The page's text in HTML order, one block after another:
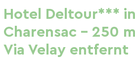
Hotel Deltour***
Charensac - 250
Via Velay entfernt